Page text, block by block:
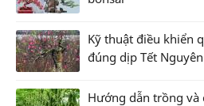
Kỹ thuật điều khiển
đúng dịp Tết
Hướng dẫn trồng và